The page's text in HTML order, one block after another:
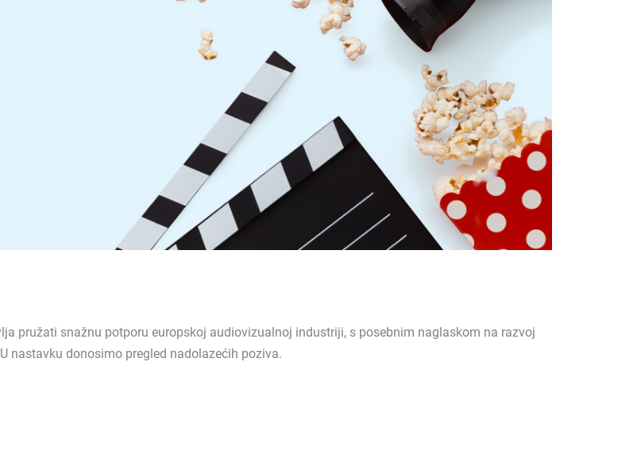
pružati snažnu potporu europskoj audiovizualnoj industriji, s posebnim naglaskom na razvoj
nastavku donosimo pregled nadolazećih poziva.